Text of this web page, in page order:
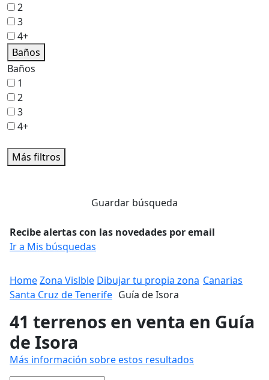
2
3
4+
Baños
Baños
1
2
3
4+
Más filtros
Guardar búsqueda
Recibe alertas con las novedades por email
Ir a Mis búsquedas
HomeZona Vislble Dibujar tu propia zona Canarias
Santa Cruz de Tenerife Guía de Isora
41 terrenos en venta en Guía
de Isora
Más información sobre estos resultados